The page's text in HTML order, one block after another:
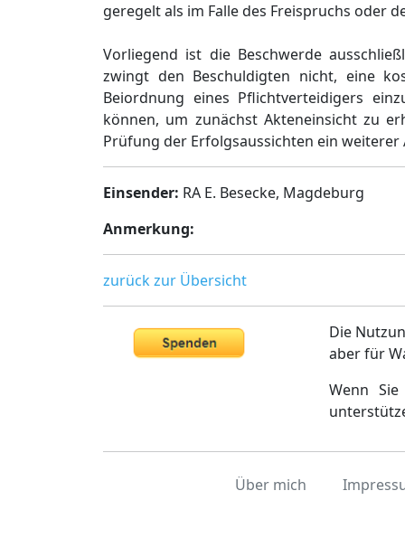
geregelt als im Falle des Freispruchs oder
Vorliegend ist die Beschwerde
zwingt den Beschuldigten nicht, eine
Beiordnung eines Pflichtverteidigers
können, um zunächst Akteneinsicht zu
Prüfung der Erfolgsaussichten ein
Einsender: RA E. Besecke, Magdeburg
Anmerkung:
zurück zur Übersicht
Die
aber für
Wenn
Über mich